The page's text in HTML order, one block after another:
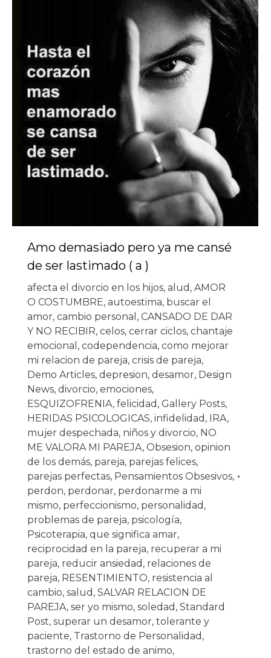
Amo demasiado pero ya me cansé
de ser lastimado ( a )
afecta el divorcio en los hijos, alud , AMOR
O COSTUMBRE, autoestima, buscar el
amor, cambio personal , CANSADO DE DAR
Y NO RECIBIR, celos, cerrar ciclos, chantaje
emocional , codependencia, como mejorar
mi relacion de pareja, crisis de pareja,
Demo Articles, depresion, desamor, Design
News, divorcio, emociones,
ESQUIZOFRENIA, felicidad , Gallery Posts,
HERIDAS PSICOLOGICAS, infidelidad , IRA,
mujer despechada, niños y divorcio, NO
ME VALORA MI PAREJA, Obsesion, opinion
de los demás, pareja, parejas felices,
parejas perfectas, Pensamientos Obsesivos,
perdon, perdonar, perdonarme a mi
mismo, perfeccionismo, personalidad ,
problemas de pareja, psicología,
Psicoterapia, que significa amar,
reciprocidad en la pareja, recuperar a mi
pareja, reducir ansiedad , relaciones de
pareja, RESENTIMIENTO, resistencia al
cambio, salud , SALVAR RELACION DE
PAREJA, ser yo mismo, soledad , Standard
Post, superar un desamor, tolerante y
paciente, Trastorno de Personalidad ,
trastorno del estado de animo,